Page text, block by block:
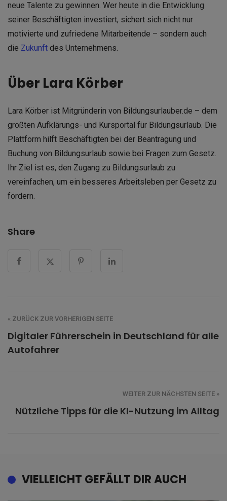
neue Talente zu gewinnen. Wer heute in die Entwicklung
seiner Beschäftigten investiert, sichert sich nicht nur
motivierte und zufriedene Mitarbeitende – sondern auch
die Zukunft des Unternehmens.
Über Lara Körber
Lara Körber ist Mitgründerin von Bildungsurlauber.de – dem
größten Aufklärungs- und Kursportal für Bildungsurlaub. Die
Plattform hilft Beschäftigten bei der Beantragung und
Buchung von Bildungsurlaub sowie bei Fragen zum Gesetz.
Ihr Ziel ist es, den Zugang zu Bildungsurlaub zu
vereinfachen, um ein besseres Arbeitsleben per Gesetz zu
fördern.
Share
« ZURÜCK ZUR VORHERIGEN SEITE
Digitaler Führerschein in Deutschland für alle
Autofahrer
WEITER ZUR NÄCHSTEN SEITE »
Nützliche Tipps für die KI-Nutzung im Alltag
VIELLEICHT GEFÄLLT DIR AUCH